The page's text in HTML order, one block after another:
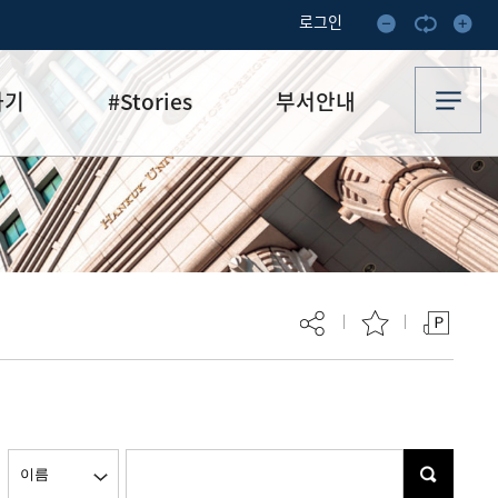
로그인
#Stories
기부·수혜스토리
기금소식
이달의 기부자
부서안내
업무안내
오시는 길